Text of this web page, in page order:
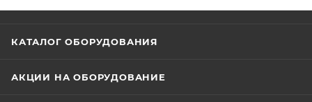
КАТАЛОГ ОБОРУДОВАНИЯ
АКЦИИ НА ОБОРУДОВАНИЕ